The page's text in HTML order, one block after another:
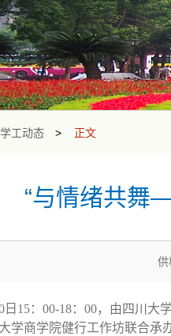
学工动态 > 正文
“与情绪共舞
日15：00-18：00，由四川
学商学院健行工作坊联合